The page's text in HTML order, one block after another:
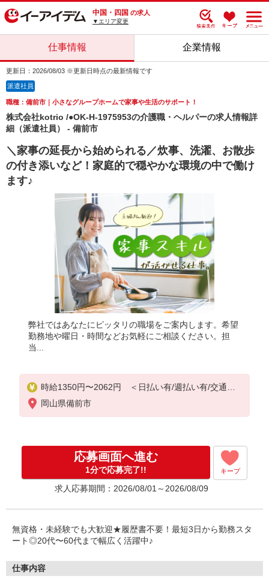
中国・四国 の求人
▼エリア変更
仕事情報 企業情報
更新日：2026/08/03 ※更新日時点の最新情報です
派遣社員
職種：備前市｜小さなグループホームで家事や生活のサポート！
株式会社kotrio /●OK-H-1975953の介護職・ヘルパーの求人情報詳
細（派遣社員） - 備前市
＼家事の延長から始められる／炊事、洗濯、お散歩
の付き添いなど！家庭的で穏やかな環境の中で働け
ます♪
弊社ではあなたにピッタリの職場をご案内します。希望
勤務地や曜日・時間などお気軽にご相談ください。担
当...
時給1350円〜2062円 ＜日払い有/週払い有/交通費
全支給(ガソリン代含む)＞
岡山県備前市
応募画面へ進む
1分で応募完了!! キープ
求人応募期間：2026/08/01～2026/08/09
無資格・未経験でも大歓迎★履歴書不要！最短3日から勤務スタ
ート◎20代〜60代まで幅広く活躍中♪
仕事内容